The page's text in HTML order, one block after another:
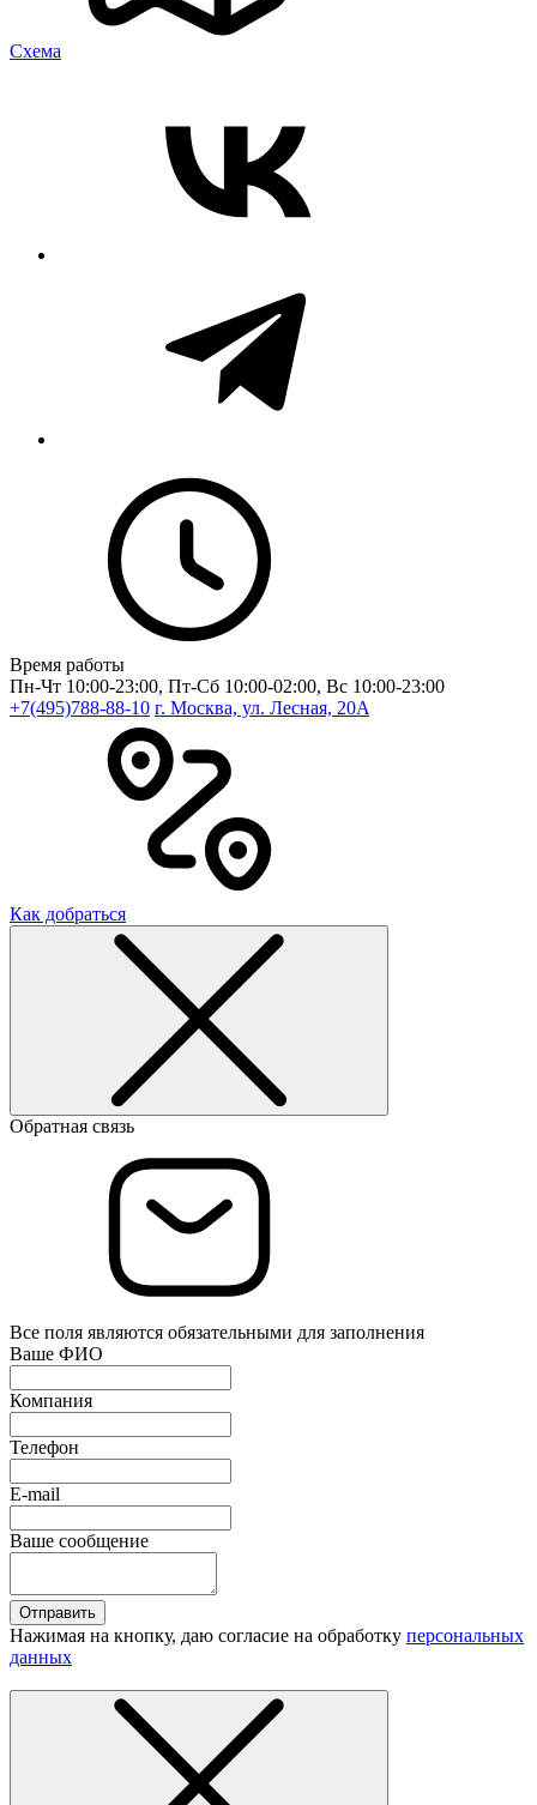
Cхема
Время работы
Пн-Чт 10:00-23:00, Пт-Сб 10:00-02:00, Вс 10:00-23:00
+7(495)788-88-10 г. Москва, ул. Лесная, 20A
Как добраться
Обратная связь
Все поля являются обязательными для заполнения
Ваше ФИО
Компания
Телефон
E-mail
Ваше сообщение
Отправить
Нажимая на кнопку, даю согласие на обработку персональных
данных